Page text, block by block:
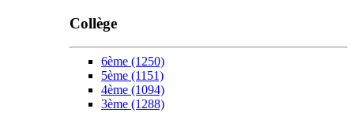
Collège
6ème (1250)
5ème (1151)
4ème (1094)
3ème (1288)